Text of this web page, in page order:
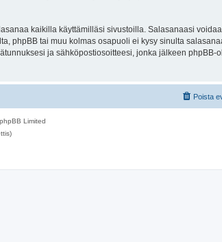
kaikilla käyttämilläsi sivustoilla. Salasanaasi
phpBB tai muu kolmas osapuoli ei kysy sinulta
ja sähköpostiosoitteesi, jonka jälkeen phpBB-
Poista
Limited